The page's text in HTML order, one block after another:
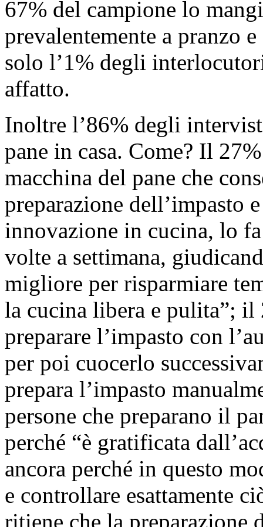
67% del campione lo
prevalentemente a pranzo
solo l’1% degli
affatto.
Inoltre l’86% degli
pane in casa. Come? Il
macchina del pane che
preparazione dell’impasto
innovazione in cucina, lo
volte a settimana,
migliore per risparmiare
la cucina libera e pulita”;
preparare l’impasto con
per poi cuocerlo
prepara l’impasto
persone che preparano il
perché “è gratificata
ancora perché in questo
e controllare esattamente
ritiene che la preparazione